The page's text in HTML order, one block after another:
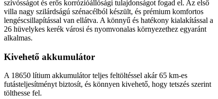
szívósságot és erős korrózióállósági tulajdonságot fogad el. Az első
villa nagy szilárdságú szénacélból készült, és prémium komfortos
lengéscsillapítással van ellátva. A könnyű és hatékony kialakítással a
26 hüvelykes kerék városi és nyomvonalas környezethez egyaránt
alkalmas.
Kivehető akkumulátor
A 18650 lítium akkumulátor teljes feltöltéssel akár 65 km-es
futásteljesítményt biztosít, és könnyen kivehető, hogy tetszés szerint
tölthesse fel.